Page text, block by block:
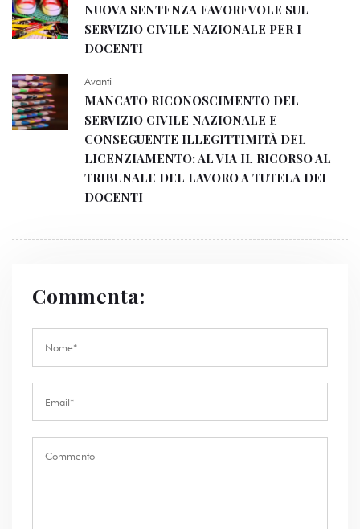
NUOVA SENTENZA FAVOREVOLE SUL
SERVIZIO CIVILE NAZIONALE PER I
DOCENTI
Avanti
MANCATO RICONOSCIMENTO DEL
SERVIZIO CIVILE NAZIONALE E
CONSEGUENTE ILLEGITTIMITÀ DEL
LICENZIAMENTO: AL VIA IL RICORSO AL
TRIBUNALE DEL LAVORO A TUTELA DEI
DOCENTI
Commenta: